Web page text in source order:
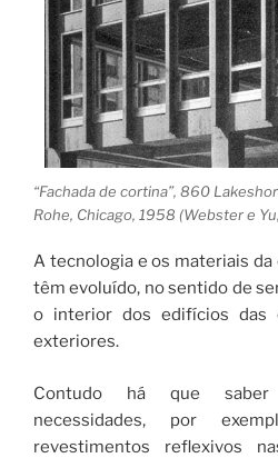
“Fachada de cortina”, 860
Rohe, Chicago, 1958 (Webster e
A tecnologia e os materiais
têm evoluído, no sentido de
o interior dos edifícios das
exteriores.
Contudo há que saber
necessidades, por
revestimentos reflexivos